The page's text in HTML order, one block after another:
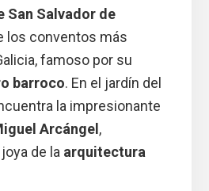
San Salvador de
los conventos más
famoso por su
barroco. En el jardín del
la impresionante
Arcángel ,
de la arquitectura